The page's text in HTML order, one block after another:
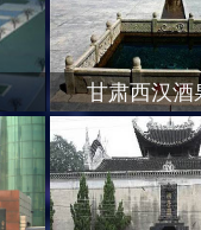
甘肃西汉酒